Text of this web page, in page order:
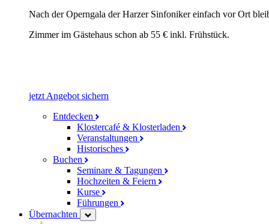
Nach der Operngala der Harzer Sinfoniker einfach vor Ort
Zimmer im Gästehaus schon ab 55 € inkl. Frühstück.
jetzt Angebot sichern
Entdecken
Klostercafé & Klosterladen
Veranstaltungen
Historisches
Buchen
Seminare & Tagungen
Hochzeiten & Feiern
Kurse
Führungen
Übernachten